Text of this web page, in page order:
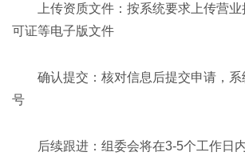
上传资质文件：按系统要求上传营
可证等电子版文件
确认提交：核对信息后提交申请，
号
后续跟进：组委会将在3-5个工作日